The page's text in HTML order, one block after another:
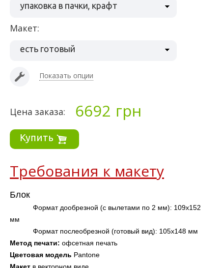
упаковка в пачки, крафт
Макет:
есть готовый
Показать опции
Цена заказа: 6692 грн
Купить
Требования к макету
Блок
Формат дообрезной (с вылетами по 2 мм): 109х152
мм
Формат послеобрезной (готовый вид): 105х148 мм
Метод печати: офсетная печать
Цветовая модель Pantone